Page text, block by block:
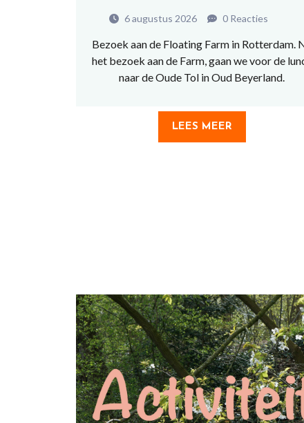
6 augustus 2026 0 Reacties
Bezoek aan de Floating Farm in Rotterdam.
het bezoek aan de Farm, gaan we voor de
naar de Oude Tol in Oud Beyerland.
LEES MEER